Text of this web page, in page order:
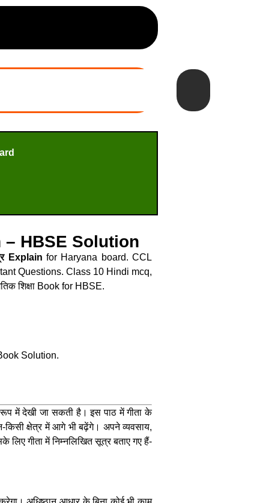
– HBSE Solution
Explain for Haryana board. CCL
Questions. Class 10 Hindi mcq,
शिक्षा Book for HBSE.
Solution.
रूप में देखी जा सकती है। इस पाठ में गीता के
क्षेत्र में आगे भी बढ़ेंगे। अपने व्यवसाय,
गीता में निम्नलिखित सूत्र बताए गए हैं-